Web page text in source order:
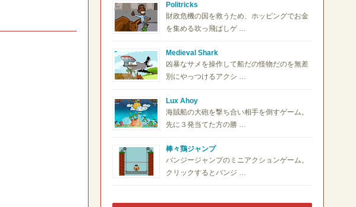
Politricks
財政危機の国を救うため、ホッピングでお金
を集める吹っ飛ばしゲ …
Medieval Shark
凶暴なサメを操作して船だの怪物だのを無差
別にやっつけるアクシ …
Lux Ahoy
海賊船の大砲を撃ち合い相手を倒すゲーム。
先に３発当てた方の勝 …
棒々鶏ジャンプ
バンジージャンプのミニアクションゲーム。
クリックするとバンジ …